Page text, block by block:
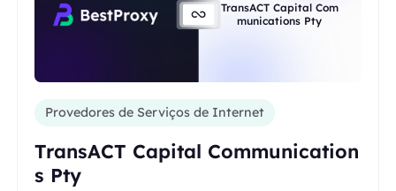
TransACT Capital Com
munications Pty
Provedores de Serviços de Internet
TransACT Capital Communication
s Pty